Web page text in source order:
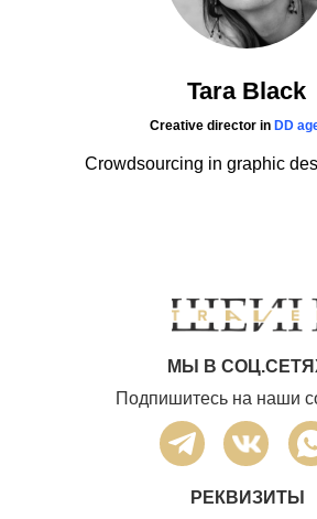
Tara Black
Creative director in DD
Crowdsourcing in graphic
Подпишитесь на наши
МЫ В
РЕКВИЗИТЫ